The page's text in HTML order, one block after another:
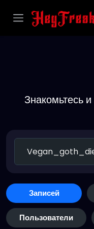
Знакомьтесь
Записей
Пользователи